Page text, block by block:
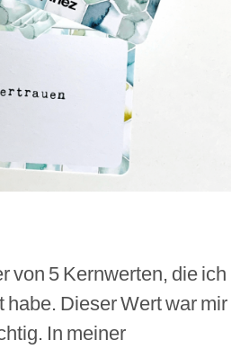
von 5 Kernwerten, die ich
habe. Dieser Wert war mir
In meiner